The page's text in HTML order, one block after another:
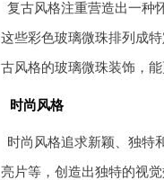
复古风格注重营造出一种
这些彩色玻璃微珠排列成
古风格的玻璃微珠装饰，
时尚风格
时尚风格追求新颖、独特
亮片等，创造出独特的视